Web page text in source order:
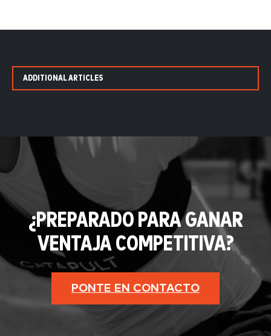
ADDITIONAL ARTICLES
¿PREPARADO PARA GANAR
VENTAJA COMPETITIVA?
PONTE EN CONTACTO